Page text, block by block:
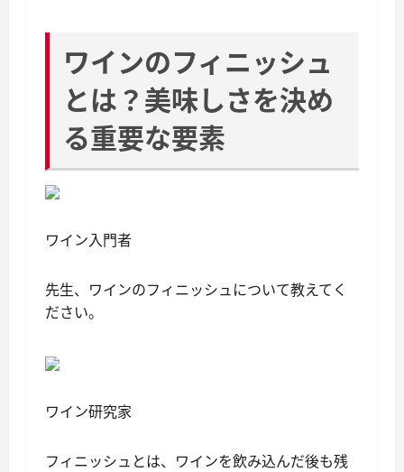
ワインのフィニッシュ
とは？美味しさを決め
る重要な要素
ワイン入門者
先生、ワインのフィニッシュについて教えてく
ださい。
ワイン研究家
フィニッシュとは、ワインを飲み込んだ後も残